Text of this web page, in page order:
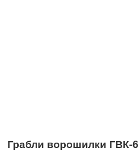
Грабли ворошилки ГВК-6